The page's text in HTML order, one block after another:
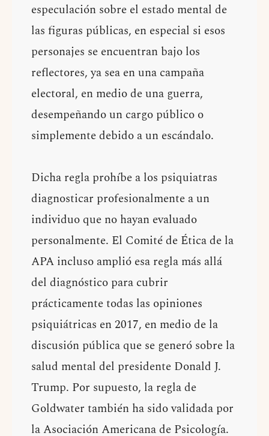
especulación sobre el estado mental de
las figuras públicas, en especial si esos
personajes se encuentran bajo los
reflectores, ya sea en una campaña
electoral, en medio de una guerra,
desempeñando un cargo público o
simplemente debido a un escándalo.
Dicha regla prohíbe a los psiquiatras
diagnosticar profesionalmente a un
individuo que no hayan evaluado
personalmente. El Comité de Ética de la
APA incluso amplió esa regla más allá
del diagnóstico para cubrir
prácticamente todas las opiniones
psiquiátricas en 2017, en medio de la
discusión pública que se generó sobre la
salud mental del presidente Donald J.
Trump. Por supuesto, la regla de
Goldwater también ha sido validada por
la Asociación Americana de Psicología.